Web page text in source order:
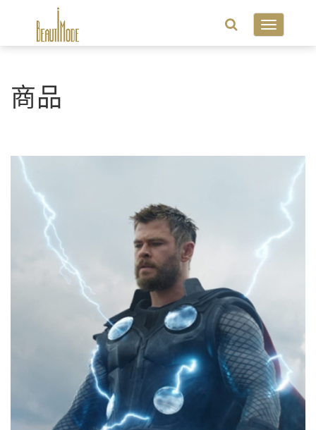
Toggle
商品